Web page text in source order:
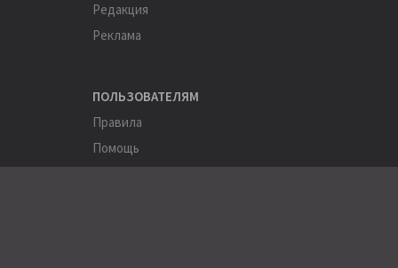
Редакция
Реклама
ПОЛЬЗОВАТЕЛЯМ
Правила
Помощь